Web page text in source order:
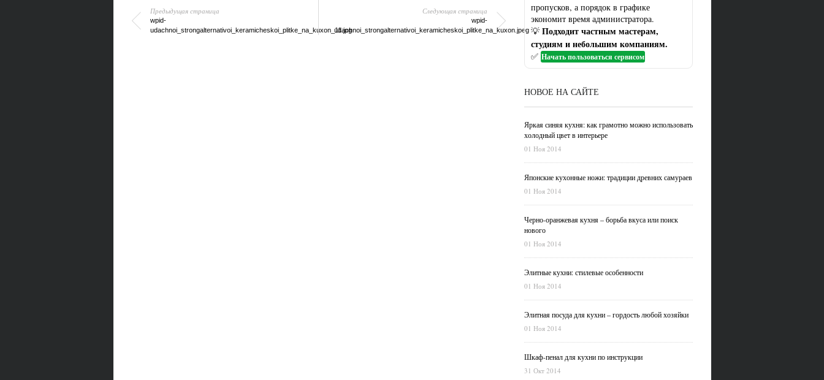
Предыдущая страница
wpid-
udachnoi_strongalternativoi_keramicheskoi_plitke_na_kuxon_11.jpg
Следующая страница
wpid-
udachnoi_strongalternativoi_keramicheskoi_plitke_na_kuxon.jpeg
пропусков, а порядок в графике
экономит время администратора.
💡 Подходит частным мастерам,
студиям и небольшим компаниям.
✅ Начать пользоваться сервисом
НОВОЕ НА САЙТЕ
Яркая синяя кухня: как грамотно можно использовать
холодный цвет в интерьере
01 Ноя 2014
Японские кухонные ножи: традиции древних самураев
01 Ноя 2014
Черно-оранжевая кухня – борьба вкуса или поиск
нового
01 Ноя 2014
Элитные кухни: стилевые особенности
01 Ноя 2014
Элитная посуда для кухни – гордость любой хозяйки
01 Ноя 2014
Шкаф-пенал для кухни по инструкции
31 Окт 2014